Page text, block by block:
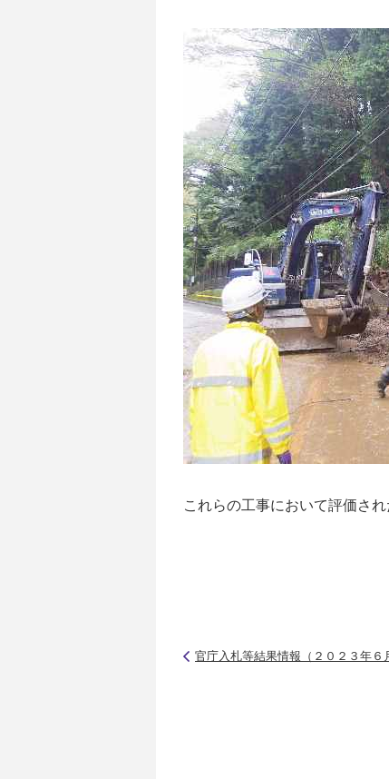
これらの工事において評価され
官庁入札等結果情報（２０２３年６